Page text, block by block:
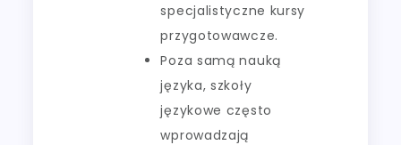
specjalistyczne kursy
przygotowawcze.
Poza samą nauką
języka, szkoły
językowe często
wprowadzają